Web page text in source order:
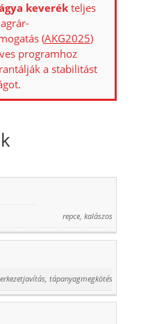
keverékteljes
(AKG2025)
programhoz
a stabilitást
repce, kalászos
tápanyagmegkötés